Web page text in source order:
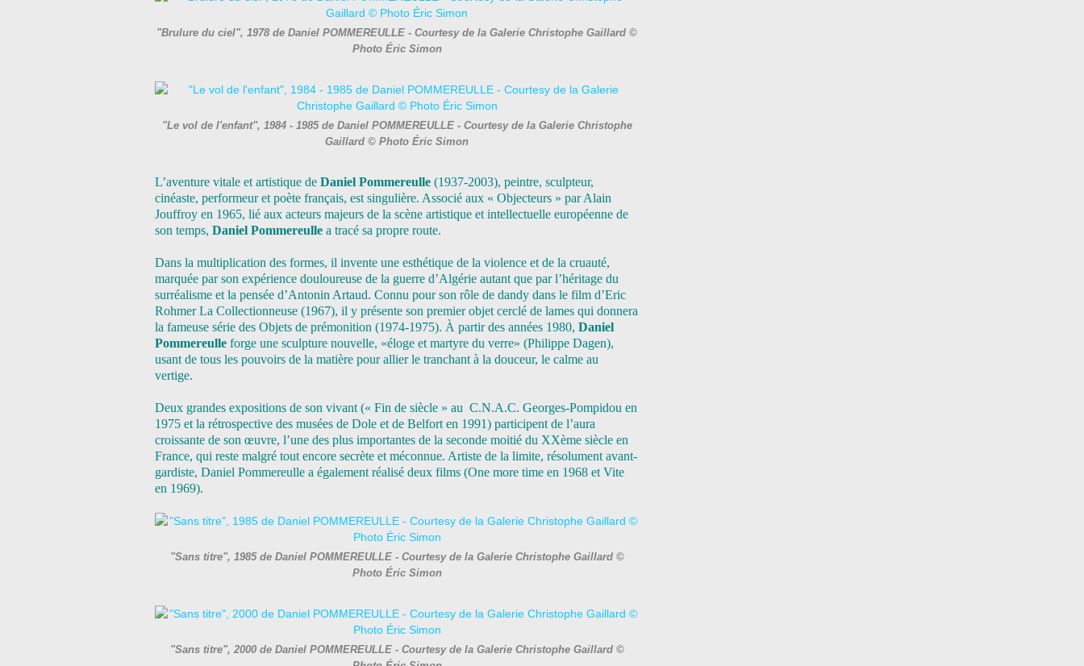
"Brulure du ciel", 1978 de Daniel POMMEREULLE - Courtesy de la Galerie Christophe Gaillard ©
Photo Éric Simon
"Le vol de l'enfant", 1984 - 1985 de Daniel POMMEREULLE - Courtesy de la Galerie Christophe
Gaillard © Photo Éric Simon
L’aventure vitale et artistique de Daniel Pommereulle (1937-2003), peintre, sculpteur,
cinéaste, performeur et poète français, est singulière. Associé aux « Objecteurs » par Alain
Jouffroy en 1965, lié aux acteurs majeurs de la scène artistique et intellectuelle européenne de
son temps, Daniel Pommereulle a tracé sa propre route.
Dans la multiplication des formes, il invente une esthétique de la violence et de la cruauté,
marquée par son expérience douloureuse de la guerre d’Algérie autant que par l’héritage du
surréalisme et la pensée d’Antonin Artaud. Connu pour son rôle de dandy dans le film d’Eric
Rohmer La Collectionneuse (1967), il y présente son premier objet cerclé de lames qui donnera
la fameuse série des Objets de prémonition (1974-1975). À partir des années 1980, Daniel
Pommereulle forge une sculpture nouvelle, «éloge et martyre du verre» (Philippe Dagen),
usant de tous les pouvoirs de la matière pour allier le tranchant à la douceur, le calme au
vertige.
Deux grandes expositions de son vivant (« Fin de siècle » au C.N.A.C. Georges-Pompidou en
1975 et la rétrospective des musées de Dole et de Belfort en 1991) participent de l’aura
croissante de son œuvre, l’une des plus importantes de la seconde moitié du XXème siècle en
France, qui reste malgré tout encore secrète et méconnue. Artiste de la limite, résolument avant-
gardiste, Daniel Pommereulle a également réalisé deux films (One more time en 1968 et Vite
en 1969).
"Sans titre", 1985 de Daniel POMMEREULLE - Courtesy de la Galerie Christophe Gaillard ©
Photo Éric Simon
"Sans titre", 2000 de Daniel POMMEREULLE - Courtesy de la Galerie Christophe Gaillard ©